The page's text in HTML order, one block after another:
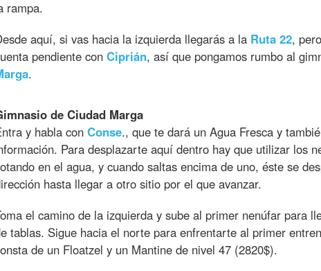
rampa.
aquí, si vas hacia la izquierda llegarás a la Ruta 22,
pendiente con Ciprián, así que pongamos rumbo al
.
de Ciudad Marga
y habla con Conse., que te dará un Agua Fresca y
Para desplazarte aquí dentro hay que utilizar los
en el agua, y cuando saltas encima de uno, éste se
hasta llegar a otro sitio por el que avanzar.
el camino de la izquierda y sube al primer nenúfar para
tablas. Sigue hacia el norte para enfrentarte al primer
de un Floatzel y un Mantine de nivel 47 (2820$).